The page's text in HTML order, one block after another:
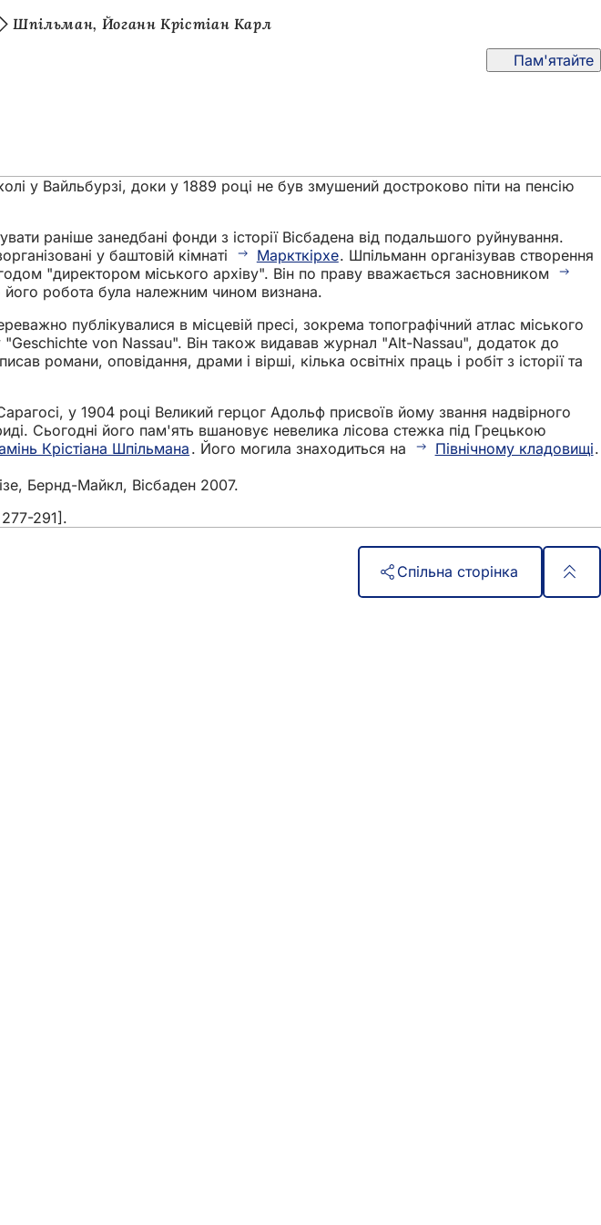
Шпільман, Йоганн Крістіан Карл
Пам'ятайте
у Вайльбурзі, доки у 1889 році не був змушений достроково піти на пенсію
раніше занедбані фонди з історії Вісбадена від подальшого руйнування.
у баштовій кімнаті
Маркткірхе. Шпільманн організував створення
"директором міського архіву". Він по праву вважається засновником
робота була належним чином визнана.
публікувалися в місцевій пресі, зокрема топографічний атлас міського
von Nassau". Він також видавав журнал "Alt-Nassau", додаток до
романи, оповідання, драми і вірші, кілька освітніх праць і робіт з історії та
у 1904 році Великий герцог Адольф присвоїв йому звання надвірного
Сьогодні його пам'ять вшановує невелика лісова стежка під Грецькою
Крістіана Шпільмана. Його могила знаходиться на Північному кладовищі.
Бернд-Майкл, Вісбаден 2007.
277-291].
Спільна сторінка